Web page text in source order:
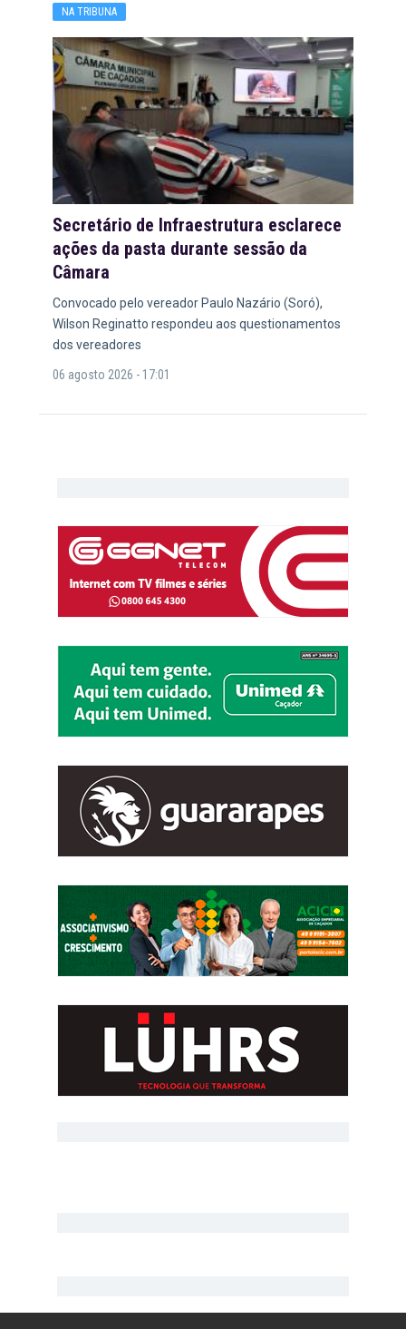
NA TRIBUNA
Secretário de Infraestrutura esclarece
ações da pasta durante sessão da
Câmara
Convocado pelo vereador Paulo Nazário (Soró),
Wilson Reginatto respondeu aos questionamentos
dos vereadores
06 agosto 2026 - 17:01